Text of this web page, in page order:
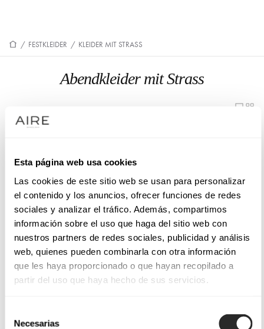
Esta página web usa cookies
Las cookies de este sitio web se usan para personalizar
el contenido y los anuncios, ofrecer funciones de redes
sociales y analizar el tráfico. Además, compartimos
información sobre el uso que haga del sitio web con
nuestros partners de redes sociales, publicidad y análisis
web, quienes pueden combinarla con otra información
que les haya proporcionado o que hayan recopilado a
partir del uso que haya hecho de sus servicios.
Necesarias
/ FESTKLEIDER / KLEIDER MIT STRASS
Abendkleider mit Strass
1U22 1U23
1U08 1U11
1U07 9U16
9U20 8U83